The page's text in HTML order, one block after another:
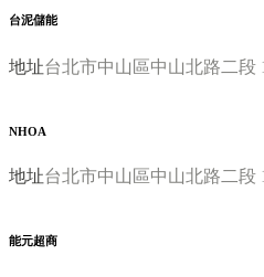
台泥儲能
地址台北市中山區中山北路二段
NHOA
地址台北市中山區中山北路二段
能元超商